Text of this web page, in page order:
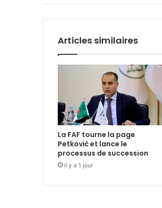
Articles similaires
La FAF tourne la page
Petković et lance le
processus de succession
il y a 1 jour